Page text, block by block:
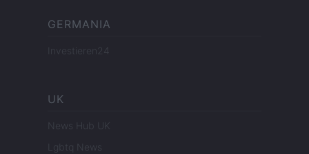
GERMANIA
Investieren24
UK
News Hub UK
Lgbtq News